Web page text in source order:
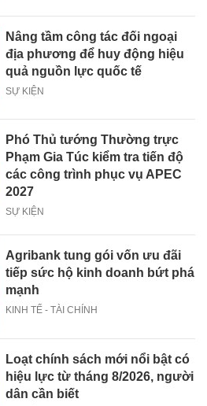
Nâng tầm công tác đối ngoại
địa phương để huy động hiệu
quả nguồn lực quốc tế
SỰ KIỆN
Phó Thủ tướng Thường trực
Phạm Gia Túc kiểm tra tiến độ
các công trình phục vụ APEC
2027
SỰ KIỆN
Agribank tung gói vốn ưu đãi
tiếp sức hộ kinh doanh bứt phá
mạnh
KINH TẾ - TÀI CHÍNH
Loạt chính sách mới nổi bật có
hiệu lực từ tháng 8/2026, người
dân cần biết